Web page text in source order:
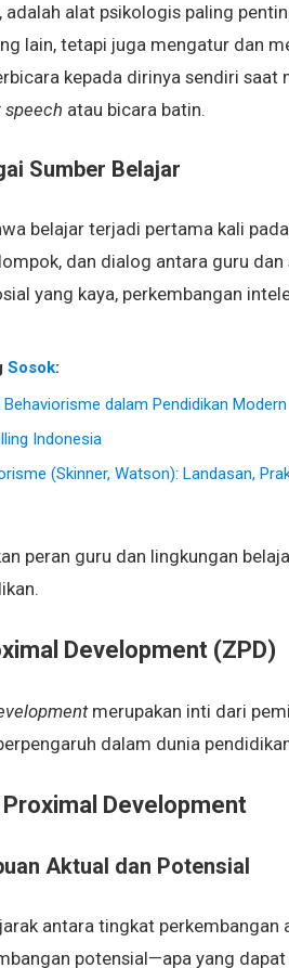
adalah alat psikologis paling
lain, tetapi juga mengatur dan
kepada dirinya sendiri saat
speech atau bicara batin.
Sumber Belajar
belajar terjadi pertama kali
dan dialog antara guru
yang kaya, perkembangan
Sosok:
Behaviorisme dalam Pendidikan Modern
Indonesia
(Skinner, Watson): Landasan,
peran guru dan lingkungan
Development (ZPD)
merupakan inti dari
dalam dunia
Development
Aktual dan Potensial
antara tingkat
potensial—apa yang